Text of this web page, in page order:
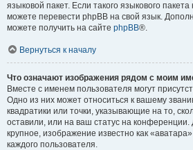
языковой пакет. Если такого языкового
можете перевести phpBB на свой язык.
можете получить на сайте phpBB®.
Вернуться к началу
Что означают изображения рядом с моим
Вместе с именем пользователя могут
Одно из них может относиться к вашему
квадратики или точки, указывающие на то,
оставили, или на ваш статус на конференции.
крупное, изображение известно как
каждого пользователя.